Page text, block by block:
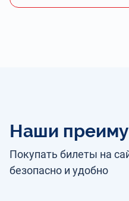
Наши
Покупать билеты на
безопасно и удобно